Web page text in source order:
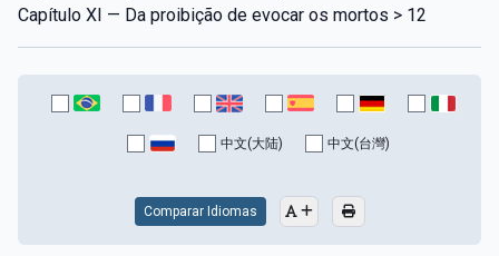
Capítulo XI — Da proibição de evocar os mortos > 12
中文(大陆) 中文(台灣)
Comparar Idiomas